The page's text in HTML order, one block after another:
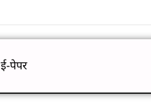
ई-पेपर